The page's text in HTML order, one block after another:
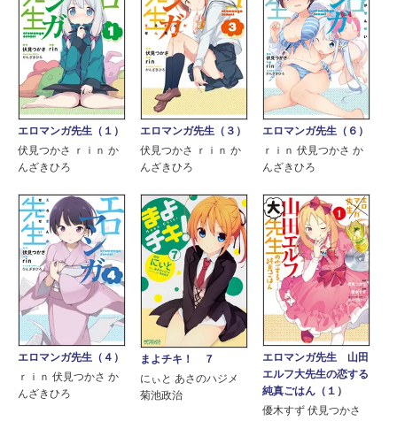
エロマンガ先生（１）
伏見つかさ ｒｉｎ か
んざきひろ
エロマンガ先生（３）
伏見つかさ ｒｉｎ か
んざきひろ
エロマンガ先生（６）
ｒｉｎ 伏見つかさ か
んざきひろ
エロマンガ先生（４）
ｒｉｎ 伏見つかさ か
んざきひろ
まよチキ！ ７
にぃと あさのハジメ
菊池政治
エロマンガ先生 山田
エルフ大先生の恋する
純真ごはん（１）
優木すず 伏見つかさ